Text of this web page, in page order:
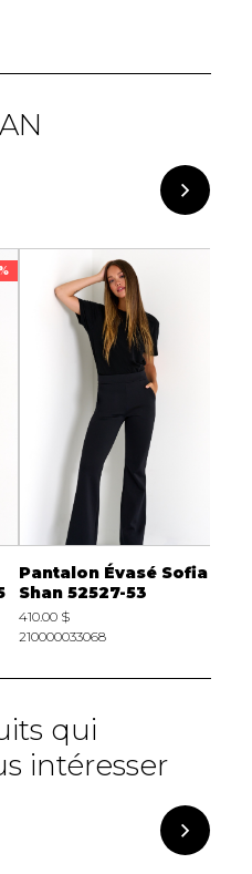
Pantalon Évasé Sofia
Shan 52527-53
410.00 $
210000033068
qui
intéresser